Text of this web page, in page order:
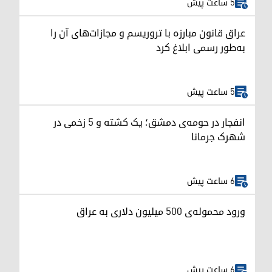
عراق قانون مبارزه با تروریسم و مجازات‌های آن را
به‌طور رسمی ابلاغ کرد
5 ساعت پیش
انفجار در حومه‌ی دمشق؛ یک کشته و ۵ زخمی در
شهرک جرمانا
6 ساعت پیش
ورود محموله‌ی ۵۰۰ میلیون دلاری به عراق